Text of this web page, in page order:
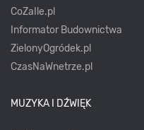
CoZaIle.pl
Informator Budownictwa
ZielonyOgródek.pl
CzasNaWnetrze.pl
MUZYKA I DŹWIĘK